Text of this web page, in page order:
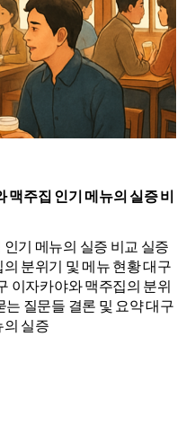
맥주집 인기 메뉴의 실증 비
기 메뉴의 실증 비교 실증
분위기 및 메뉴 현황 대구
이자카야와 맥주집의 분위
질문들 결론 및 요약 대구
실증